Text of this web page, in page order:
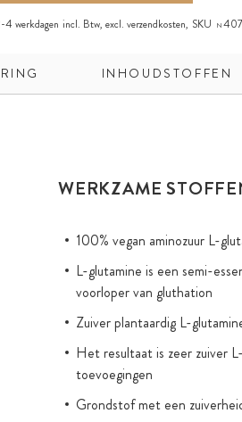
4 werkdagen incl. Btw, excl. verzendkosten, SKU N
INHOUDSTOFFEN
WERKZAME
100% vegan aminozuur L-
L-glutamine is een semi-
voorloper van gluthation
Zuiver plantaardig L-
Het resultaat is zeer zuiver
toevoegingen
Grondstof met een